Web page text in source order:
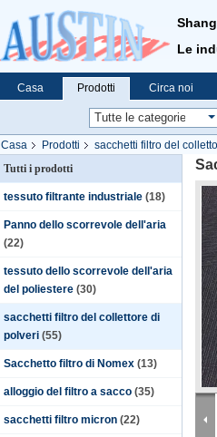
Le
Casa Prodotti Circa noi
Casa Prodotti sacchetti filtro del
Tutti i prodotti
tessuto filtrante industriale (18)
Panno dello scorrevole dell'aria
(22)
tessuto dello scorrevole dell'aria
del poliestere (30)
sacchetti filtro del collettore di
polveri (55)
Sacchetto filtro di Nomex (13)
alloggio del filtro a sacco (35)
sacchetti filtro micron (22)